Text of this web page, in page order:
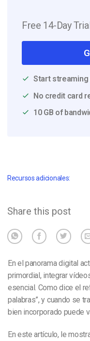
Free 14-Day
Start
No credit card
10 GB of
Recursos adicionales:
Share this post
En el panorama digital
primordial, integrar
esencial. Como dice el
palabras”, y cuando se
bien incorporado puede
En este artículo, le